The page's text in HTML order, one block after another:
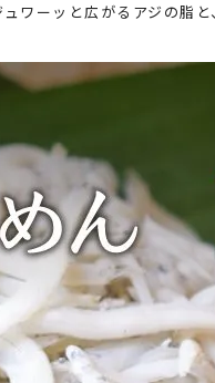
ーッと広がるアジの脂と